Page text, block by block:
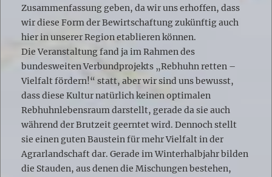
Zusammenfassung geben, da wir uns erhoffen, dass
wir diese Form der Bewirtschaftung zukünftig auch
hier in unserer Region etablieren können.
Die Veranstaltung fand ja im Rahmen des
bundesweiten Verbundprojekts „Rebhuhn retten –
Vielfalt fördern!“ statt, aber wir sind uns bewusst,
dass diese Kultur natürlich keinen optimalen
Rebhuhnlebensraum darstellt, gerade da sie auch
während der Brutzeit geerntet wird. Dennoch stellt
sie einen guten Baustein für mehr Vielfalt in der
Agrarlandschaft dar. Gerade im Winterhalbjahr bilden
die Stauden, aus denen die Mischungen bestehen,